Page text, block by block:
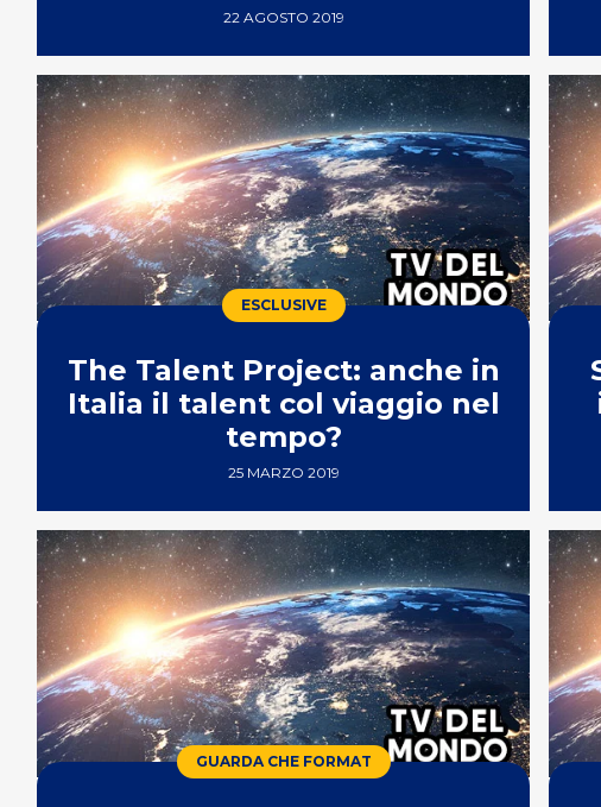
22 AGOSTO 2019
ESCLUSIVE
The Talent Project: anche in
Italia il talent col viaggio nel
tempo?
25 MARZO 2019
GUARDA CHE FORMAT